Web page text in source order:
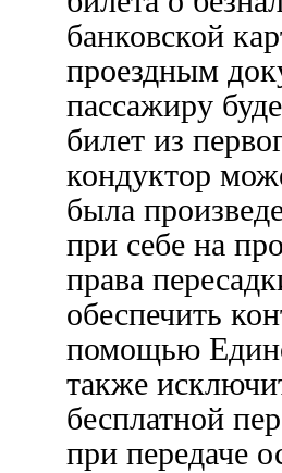
банковской
проездным
пассажиру
билет из
кондуктор
была
при себе на
права
обеспечить
помощью
также
бесплатной
при передаче